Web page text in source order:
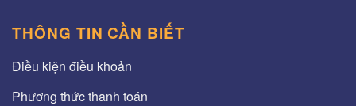
THÔNG TIN CẦN BIẾT
Điều kiện điều khoản
Phương thức thanh toán